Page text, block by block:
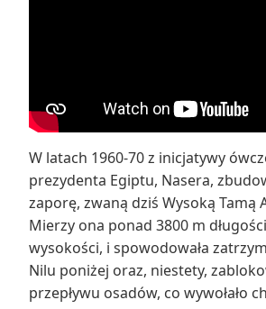
W latach 1960-70 z inicjatywy
prezydenta Egiptu, Nasera,
zaporę, zwaną dziś Wysoką Tamą
Mierzy ona ponad 3800 m
wysokości, i spowodowała
Nilu poniżej oraz, niestety,
przepływu osadów, co wywołało